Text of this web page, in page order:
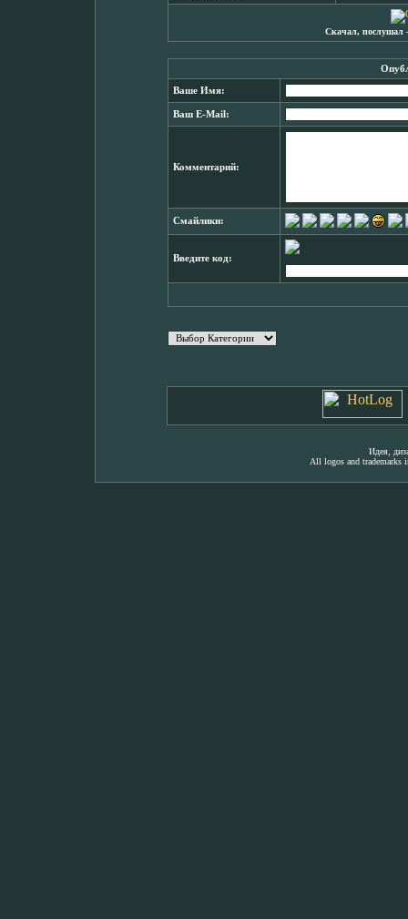
Скачал, послушал
Ваше Имя:
Ваш E-Mail:
Комментарий:
Смайлики:
Введите код:
Идея,
All logos and trademarks